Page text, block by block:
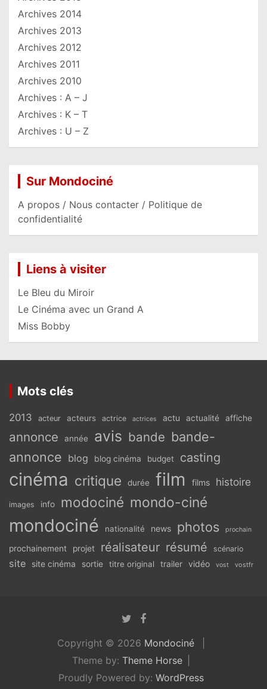
Archives 2014
Archives 2013
Archives 2012
Archives 2011
Archives 2010
Archives : A – J
Archives : K – T
Archives : U – Z
Sur Mondociné
A propos / Nous contacter / Politique de
confidentialité
Liens à visiter
Le Bleu du Miroir
Le Cinéma avec un Grand A
Miss Bobby
Mots clés
2013 acteur acteurs actrice actrices actu actualité affiche
annonce année avis bande bande-
annonce blog blog cinéma budget casting
cinéma critique durée film films histoire
images info modociné mondo-ciné
mondociné nationalité news photos prochain
prochainement projet réalisateur résumé scénario
site site cinéma sortie titre original trailer vidéo vost vostfr
Copyright © 2026 Mondociné
Theme by: Theme Horse
Proudly Powered by: WordPress